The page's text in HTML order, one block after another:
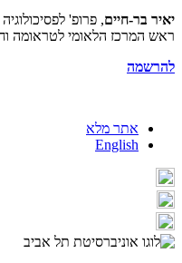
יאיר בר-חיים, פרופ'
ראש המרכז הלאומי לטראומה
להרשמה
אתר מלא
English